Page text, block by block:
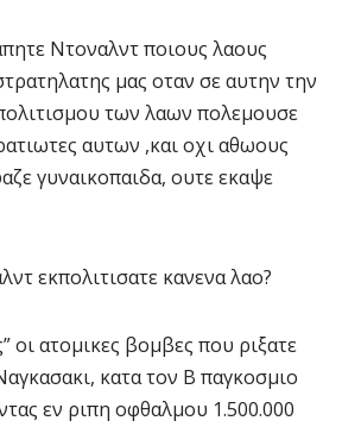
Ντοναλντ ποιους λαους
μας οταν σε αυτην την
των λαων πολεμουσε
αυτων ,και οχι αθωους
γυναικοπαιδα, ουτε εκαψε
εκπολιτισατε κανενα λαο?
οι ατομικες βομβες που ριξατε
κατα τον Β παγκοσμιο
εν ριπη οφθαλμου 1.500.000